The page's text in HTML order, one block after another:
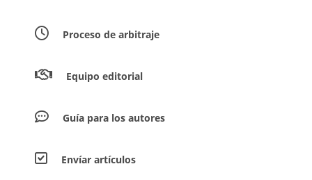
Proceso de arbitraje
Equipo editorial
Guía para los autores
Envíar artículos